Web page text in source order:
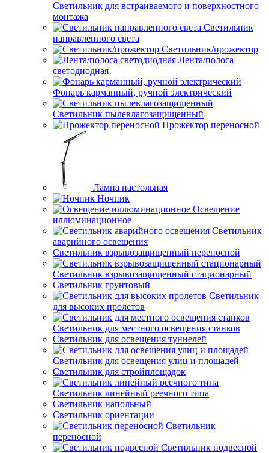
Светильник для встраиваемого и поверхностного
монтажа
Светильник
направленного света
Светильник/прожектор
Лента/полоса
светодиодная
Фонарь карманный, ручной электрический
Светильник пылевлагозащищенный
Прожектор переносной
Лампа настольная
Ночник
Освещение
иллюминационное
Светильник
аварийного освещения
Светильник взрывозащищенный переносной
Светильник взрывозащищенный стационарный
Светильник грунтовый
Светильник
для высоких пролетов
Светильник для местного освещения станков
Светильник для освещения туннелей
Светильник для освещения улиц и площадей
Светильник для стройплощадок
Светильник линейный реечного типа
Светильник напольный
Светильник ориентации
Светильник
переносной
Светильник подвесной